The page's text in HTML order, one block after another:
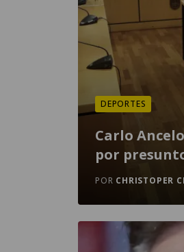
DEPORTES
Carlo
por
POR CHRISTOPER